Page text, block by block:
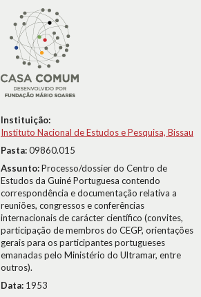
Instituição:
Instituto Nacional de Estudos e Pesquisa, Bissau
Pasta:09860.015
Assunto:Processo/dossier do Centro de
Estudos da Guiné Portuguesa contendo
correspondência e documentação relativa a
reuniões, congressos e conferências
internacionais de carácter científico (convites,
participação de membros do CEGP, orientações
gerais para os participantes portugueses
emanadas pelo Ministério do Ultramar, entre
outros).
Data: 1953